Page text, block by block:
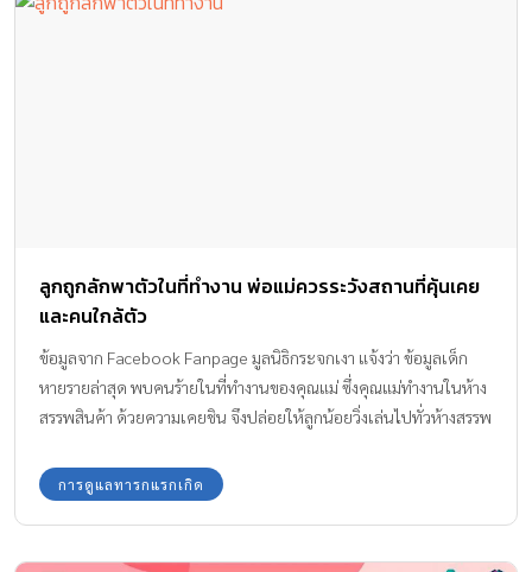
โกศลพิศิษฐ์ กล่าวไว้ สิ่งนี้อาจเป็นจุดเริ่มต้นที่ทำให้น้องณัชชากลาย
1 เดือน สิ่งนี้คงค่อยๆซึมซับเข้าไปในตัวน้องเรื่อยๆ และหากถามว่าน้อง
ณัชชาชอบภาษาไหนที่สุด น้องณัชชารีบตอบว่า… “ชอบภาษาอังกฤษ
ที่สุดค่ะ ส่วนภาษาไทยชอบเป็นอันดับ […]
ลูกถูกลักพาตัวในที่ทำงาน พ่อแม่ควรระวังสถานที่คุ้นเคย
และคนใกล้ตัว
ข้อมูลจาก Facebook Fanpage มูลนิธิกระจกเงา แจ้งว่า ข้อมูลเด็ก
หายรายล่าสุด พบคนร้ายในที่ทำงานของคุณแม่ ซึ่งคุณแม่ทำงานในห้าง
สรรพสินค้า ด้วยความเคยชิน จึงปล่อยให้ลูกน้อยวิ่งเล่นไปทั่วห้างสรรพ
ทำงาน ได้ง่ายๆ
การดูแลทารกแรกเกิด